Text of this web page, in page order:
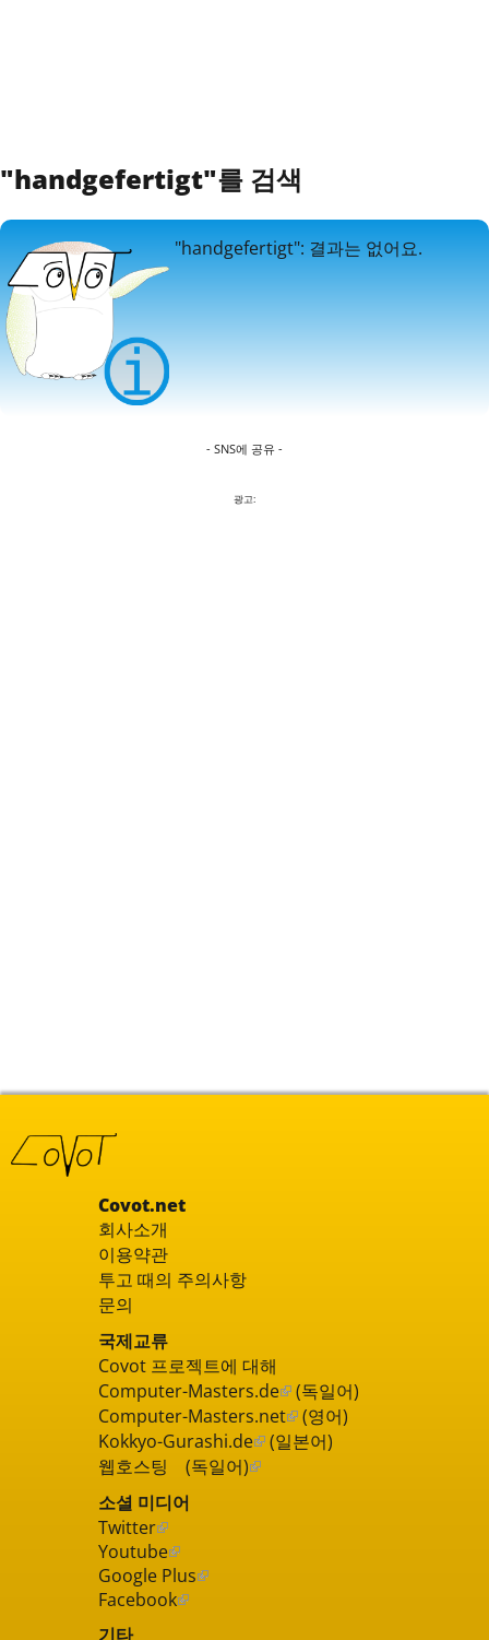
"handgefertigt"를 검색
"handgefertigt": 결과는 없어요.
- SNS에 공유 -
광고:
Covot.net
회사소개
이용약관
투고 때의 주의사항
문의
국제교류
Covot 프로젝트에 대해
Computer-Masters.de (독일어)
Computer-Masters.net (영어)
Kokkyo-Gurashi.de (일본어)
웹호스팅 (독일어)
소셜 미디어
Twitter
Youtube
Google Plus
Facebook
기타